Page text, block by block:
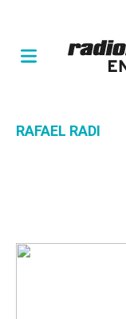
RAFAEL RADI